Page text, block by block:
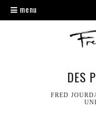
Toggle
navigation
menu
DES
FRED